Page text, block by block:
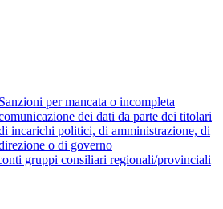
Sanzioni per mancata o incompleta
dei dati da parte dei titolari
incarichi politici, di amministrazione, di
o di governo
gruppi consiliari regionali/provinciali